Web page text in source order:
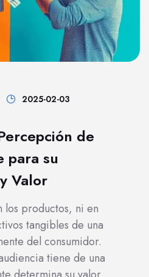
2025-02-03
de
para su
Valor
los productos, ni en
tangibles de una
del consumidor.
tiene de una